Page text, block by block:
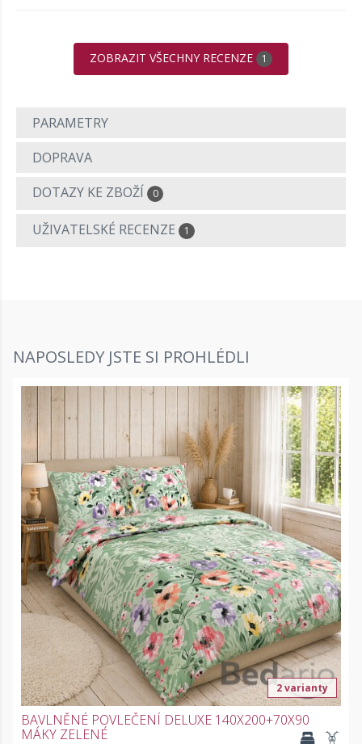
ZOBRAZIT VŠECHNY RECENZE 1
PARAMETRY
DOPRAVA
DOTAZY KE ZBOŽÍ
0
UŽIVATELSKÉ RECENZE 1
NAPOSLEDY JSTE SI PROHLÉDLI
2 varianty
BAVLNĚNÉ POVLEČENÍ DELUXE 140X200+70X90
MÁKY ZELENÉ